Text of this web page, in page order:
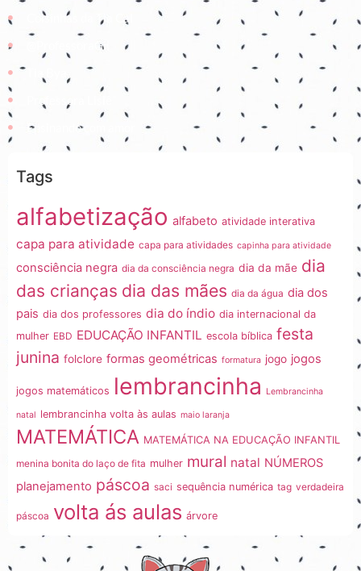
Coisinhas da Tia Cal
@ProfessoraGii
Professora Lisiê
Ensinando com amor
Tags
alfabetização alfabeto atividade interativa
capa para atividade capa para atividades capinha para atividade
consciência negra dia da consciência negra dia da mãe dia
das crianças dia das mães dia da água dia dos
pais dia dos professores dia do índio dia internacional da
mulher EBD EDUCAÇÃO INFANTIL escola bíblica festa
junina folclore formas geométricas formatura jogo jogos
jogos matemáticos lembrancinha Lembrancinha
natal lembrancinha volta às aulas maio laranja
MATEMÁTICA MATEMÁTICA NA EDUCAÇÃO INFANTIL
menina bonita do laço de fita mulher mural natal NÚMEROS
planejamento páscoa saci sequência numérica tag verdadeira
páscoa volta ás aulas árvore